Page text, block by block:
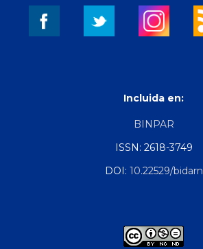
Incluida en:
BINPAR
ISSN: 2618-3749
DOI: 10.22529/bidarn